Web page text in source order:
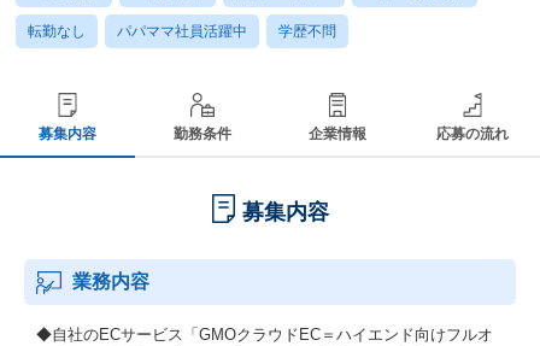
転勤なし パパママ社員活躍中 学歴不問
募集内容 勤務条件 企業情報 応募の流れ
募集内容
業務内容
◆自社のECサービス「GMOクラウドEC＝ハイエンド向けフルオ